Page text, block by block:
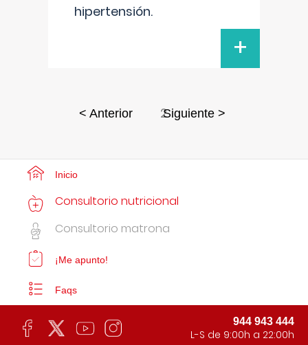
hipertensión.
+
< Anterior 2Siguiente >
Inicio
Consultorio nutricional
Consultorio matrona
¡Me apunto!
Faqs
944 943 444
L-S de 9:00h a 22:00h